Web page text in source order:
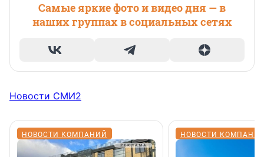
Самые яркие фото и видео дня — в
наших группах в социальных сетях
Новости СМИ2
НОВОСТИ КОМПАНИЙ НОВОСТИ